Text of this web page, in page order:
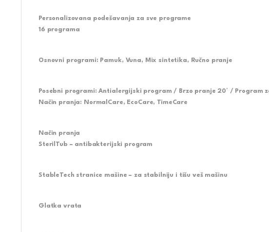
Personalizovana podešavanja za sve programe
16 programa
Osnovni programi: Pamuk, Vuna, Mix sintetika, Ručno pranje
Posebni programi:Antialergijski program / Brzo pranje 20′ / Program
Način pranja:
NormalCare, EcoCare, TimeCare
Način pranja
SterilTub – antibakterijski program
StableTech stranice mašine – za stabilniju i tišu veš mašinu
Glatka vrata